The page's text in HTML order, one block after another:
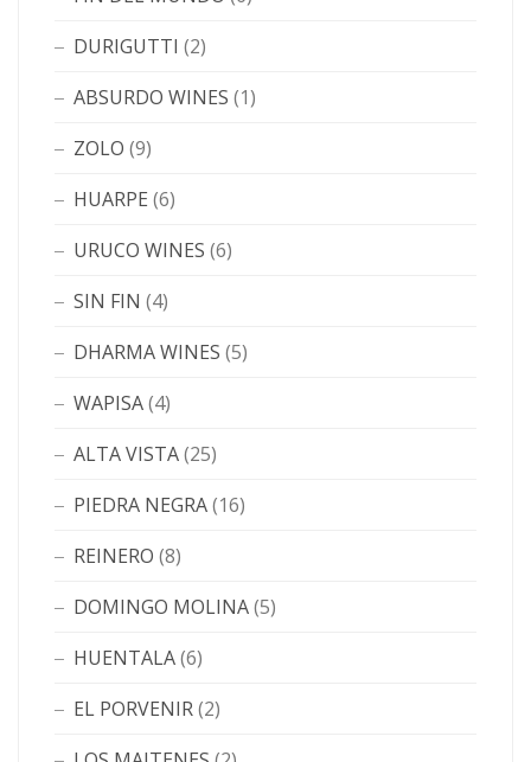
DURIGUTTI (2)
ABSURDO WINES (1)
ZOLO (9)
HUARPE (6)
URUCO WINES (6)
SIN FIN (4)
DHARMA WINES (5)
WAPISA(4)
ALTA VISTA(25)
PIEDRA NEGRA(16)
REINERO (8)
DOMINGO MOLINA(5)
HUENTALA(6)
EL PORVENIR(2)